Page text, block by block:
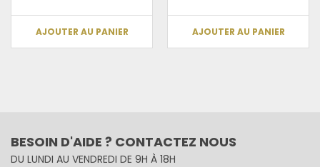
AJOUTER AU PANIER AJOUTER AU PANIER
BESOIN D'AIDE ? CONTACTEZ NOUS
DU LUNDI AU VENDREDI DE 9H À 18H